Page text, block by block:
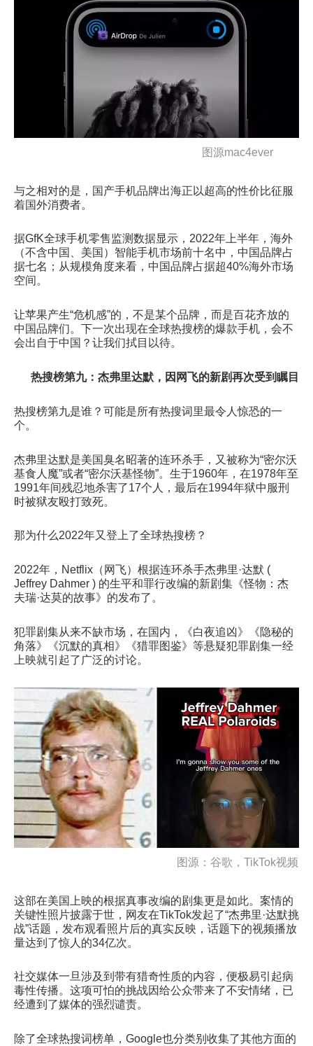
图源mac4ever
与之相对的是，国产手机品牌出海正以超高的性价比征服
着国外消费者。
据GfK全球手机零售监测数据显示，2022年上半年，海外
（不含中国、美国）智能手机市场前十名中，中国品牌占
据七名；从规模角度来看，中国品牌占据超40%海外市场
空间。
让苹果产生“危机感”的，不是某个品牌，而是百花齐放的
中国品牌们。下一次出现在全球热搜榜的爆款手机，会不
会出自于中国？让我们拭目以待。
热搜榜第九：杰弗里达默，因网飞的新剧再次受到瞩目
热搜榜第九是谁？可能是所有热搜词里最令人惊恐的一
个。
杰弗里达默是美国臭名昭著的连环杀手，又被称为“密尔沃
基食人魔”或者“密尔沃基怪物”。生于1960年，在1978年至
1991年间残忍地杀害了17个人，最后在1994年狱中服刑
时被狱友殴打致死。
那为什么2022年又登上了全球热搜榜？
2022年，Netflix（网飞）根据连环杀手杰弗里·达默 (
Jeffrey Dahmer ) 的生平和罪行改编的新剧集《怪物：杰
夫瑞·达莫的故事》的发布了。
犯罪剧集从来不缺市场，在国内，《白夜追凶》《隐秘的
角落》《沉默的真相》《猎罪图鉴》等悬疑犯罪剧集一经
上映就引起了广泛的讨论。
图源：谷歌，TikTok视频
这部在美国上映的根据真事改编的剧集更是如此。案情的
关键性照片披露于世，网友在TikTok发起了“杰弗里·达默挑
战”话题，发布观看照片后的真实反映，话题下的视频播放
量达到了惊人的34亿次。
社交媒体一旦涉及到带有猎奇性质的内容，便极易引起病
毒性传播。这项可怕的挑战因给公众带来了不安情绪，已
经遭到了媒体的强烈谴责。
除了全球热搜词榜单，Google也分类别收集了其他方面的